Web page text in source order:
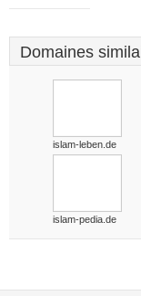
Domaines
islam-leben.de
islam-pedia.de